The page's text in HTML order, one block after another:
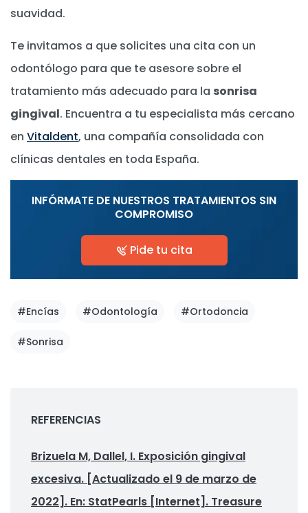
suavidad.
Te invitamos a que solicites una cita con un
odontólogo para que te asesore sobre el
tratamiento más adecuado para la sonrisa
gingival. Encuentra a tu especialista más cercano
en Vitaldent, una compañía consolidada con
clínicas dentales en toda España.
INFÓRMATE DE NUESTROS TRATAMIENTOS SIN
COMPROMISO
Pide tu cita
#Encías #Odontología #Ortodoncia
#Sonrisa
REFERENCIAS
Brizuela M, Dallel, I. Exposición gingival
excesiva. [Actualizado el 9 de marzo de
2022]. En: StatPearls [Internet]. Treasure